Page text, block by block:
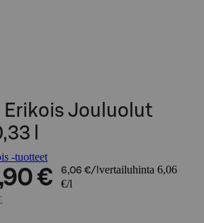
Erikois Jouluolut
l
-tuotteet
€ 6,06 €/l vertailuhinta 6,06
€/l